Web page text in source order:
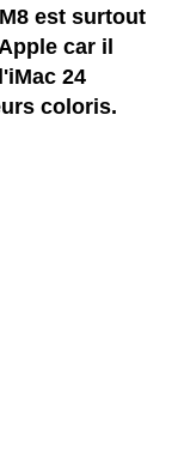
est surtout
car il
24
coloris.